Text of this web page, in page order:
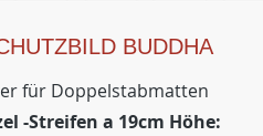
BUDDHA
für Doppelstabmatten
-Streifen a 19cm Höhe: